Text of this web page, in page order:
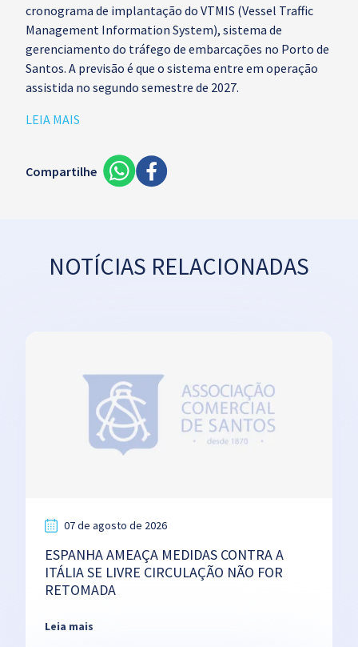
cronograma de implantação do VTMIS (Vessel Traffic
Management Information System), sistema de
gerenciamento do tráfego de embarcações no Porto de
Santos. A previsão é que o sistema entre em operação
assistida no segundo semestre de 2027.
LEIA MAIS
Compartilhe
NOTÍCIAS RELACIONADAS
07 de agosto de 2026
ESPANHA AMEAÇA MEDIDAS CONTRA A
ITÁLIA SE LIVRE CIRCULAÇÃO NÃO FOR
RETOMADA
Leia mais